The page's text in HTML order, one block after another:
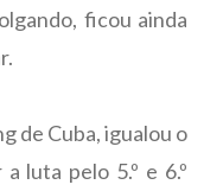
ficou ainda
de Cuba, igualou o
luta pelo 5.º e 6.º